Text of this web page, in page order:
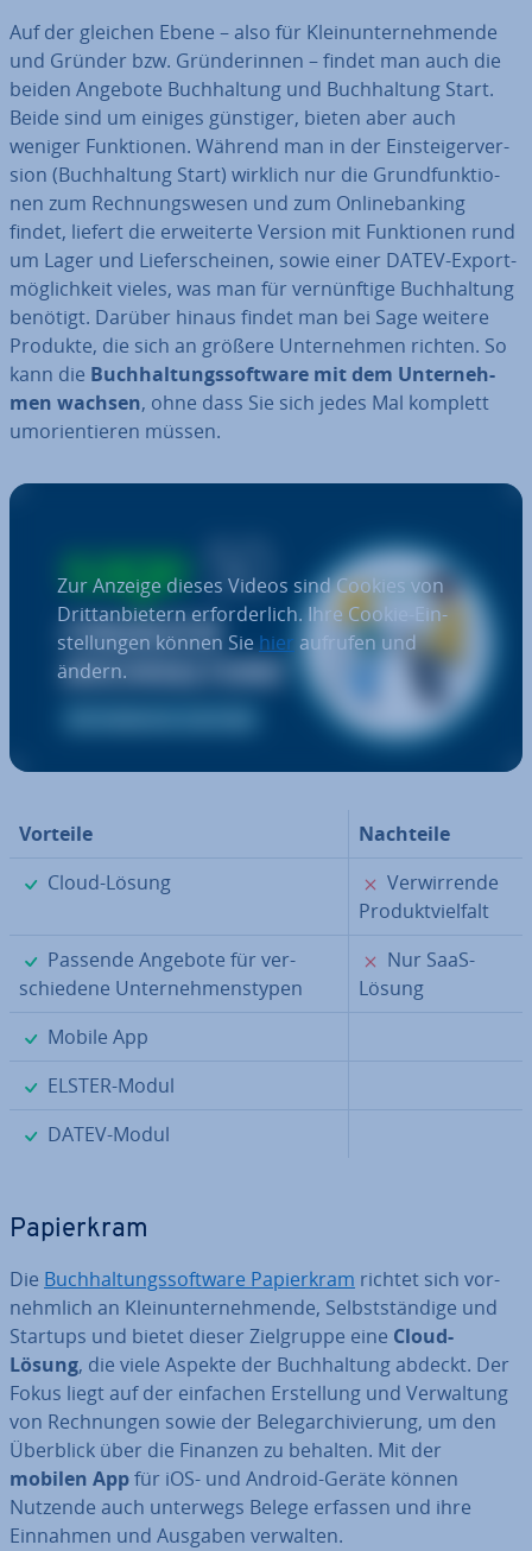
Auf der gleichen Ebene – also für Klein­un­ter­neh­men­de
und Gründer bzw. Grün­de­rin­nen – findet man auch die
beiden Angebote Buch­hal­tung und Buch­hal­tung Start.
Beide sind um einiges günstiger, bieten aber auch
weniger Funk­tio­nen. Während man in der Ein­stei­ger­ver­
si­on (Buch­hal­tung Start) wirklich nur die Grund­funk­tio­
nen zum Rech­nungs­we­sen und zum On­line­ban­king
findet, liefert die er­wei­ter­te Version mit Funk­tio­nen rund
um Lager und Lie­fer­schei­nen, sowie einer DATEV-Ex­port­
mög­lich­keit vieles, was man für ver­nünf­ti­ge Buch­hal­tung
benötigt. Darüber hinaus findet man bei Sage weitere
Produkte, die sich an größere Un­ter­neh­men richten. So
kann die Buch­hal­tungs­soft­ware mit dem Un­ter­neh­
men wachsen, ohne dass Sie sich jedes Mal komplett
um­ori­en­tie­ren müssen.
Zur Anzeige dieses Videos sind Cookies von
Dritt­an­bie­tern er­for­der­lich. Ihre Cookie-Ein­
stel­lun­gen können Sie hier aufrufen und
ändern.
Vorteile
Nachteile
✓
Cloud-Lösung ✗
Ver­wir­ren­de
Pro­dukt­viel­falt
✓
Passende Angebote für ver­
schie­de­ne Un­ter­neh­mens­ty­pen
✗
Nur SaaS-
Lösung
✓
Mobile App
✓
ELSTER-Modul
✓
DATEV-Modul
Pa­pier­kram
Die Buch­hal­tungs­soft­ware Pa­pier­kram richtet sich vor­
nehm­lich an Klein­un­ter­neh­men­de, Selbst­stän­di­ge und
Startups und bietet dieser Ziel­grup­pe eine Cloud-
Lösung, die viele Aspekte der Buch­hal­tung abdeckt. Der
Fokus liegt auf der einfachen Er­stel­lung und Ver­wal­tung
von Rech­nun­gen sowie der Be­leg­ar­chi­vie­rung, um den
Überblick über die Finanzen zu behalten. Mit der
mobilen Appfür iOS- und Android-Geräte können
Nutzende auch unterwegs Belege erfassen und ihre
Einnahmen und Ausgaben verwalten.